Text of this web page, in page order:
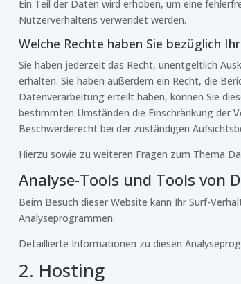
Ein Teil der Daten wird erhoben, um eine
Nutzerverhaltens verwendet werden.
Welche Rechte haben Sie bezüglich
Sie haben jederzeit das Recht, unentgeltlich
erhalten. Sie haben außerdem ein Recht, die
Datenverarbeitung erteilt haben, können Sie
bestimmten Umständen die Einschränkung der
Beschwerderecht bei der zuständigen
Hierzu sowie zu weiteren Fragen zum Thema
Analyse-Tools und Tools von
Beim Besuch dieser Website kann Ihr Surf-
Analyseprogrammen.
Detaillierte Informationen zu diesen
2. Hosting